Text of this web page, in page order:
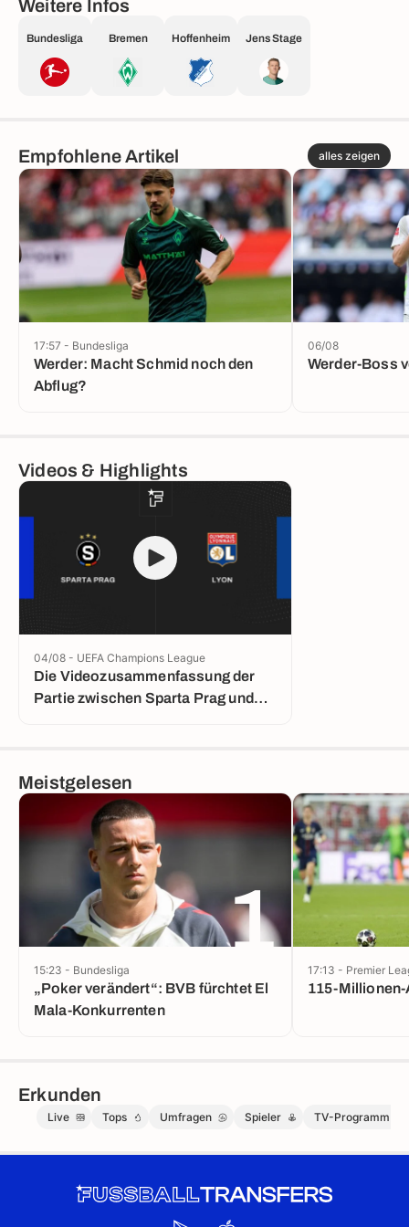
Weitere Infos
Bundesliga Bremen Hoffenheim Jens Stage
Empfohlene Artikel alles zeigen
Werder: Macht Schmid noch den
Abflug?
17:57 - Bundesliga
Werder-Boss
06/08
Videos & Highlights
Die Videozusammenfassung der
Partie zwischen Sparta Prag und
04/08 - UEFA Champions League
Meistgelesen
1
„Poker verändert“: BVB fürchtet El
Mala-Konkurrenten
15:23 - Bundesliga
115-
17:13 - Premier
Erkunden
Live Tops Umfragen Spieler TV-Programm